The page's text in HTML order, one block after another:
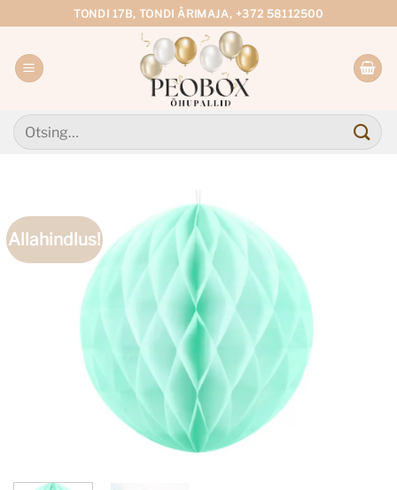
to
TONDI 17B, TONDI ÄRIMAJA, +372 58112500
Otsi:
Allahindlus!